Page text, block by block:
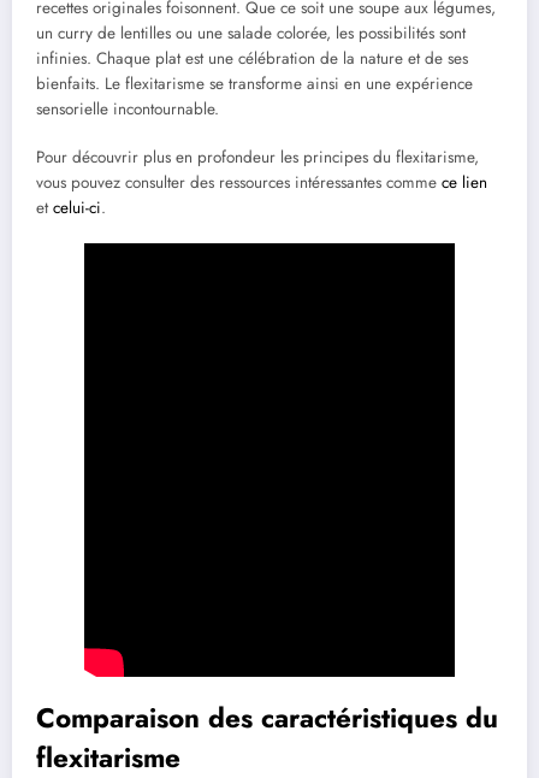
recettes originales foisonnent. Que ce soit une soupe aux légumes,
un curry de lentilles ou une salade colorée, les possibilités sont
infinies. Chaque plat est une célébration de la nature et de ses
bienfaits. Le flexitarisme se transforme ainsi en une expérience
sensorielle incontournable.
Pour découvrir plus en profondeur les principes du flexitarisme,
vous pouvez consulter des ressources intéressantes comme ce lien
etcelui-ci.
Comparaison des caractéristiques du
flexitarisme